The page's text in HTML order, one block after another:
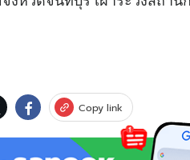
Copy link